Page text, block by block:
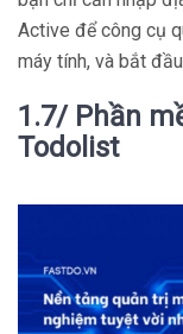
Active để công cụ
máy tính, và bắt
1.7/ Phần
Todolist